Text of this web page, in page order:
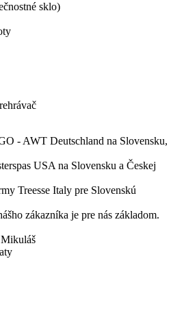
sklo)
- AWT Deutschland na Slovensku,
USA na Slovensku a Českej
Treesse Italy pre Slovenskú
zákazníka je pre nás základom.